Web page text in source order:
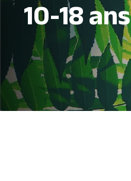
10-18 ans